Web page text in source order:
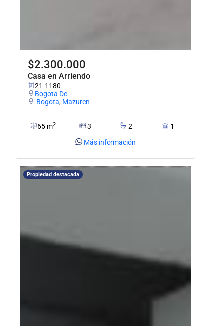
$2.300.000
Casa en Arriendo
21-1180
Bogota Dc
Bogota, Mazuren
65 m2 3 2
1
Más información
Propiedad destacada